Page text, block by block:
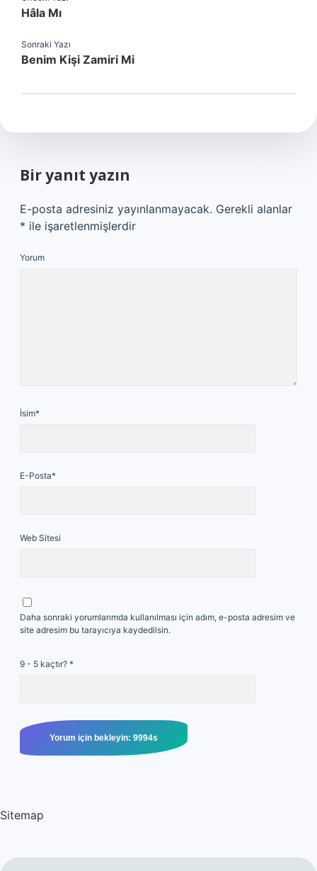
Hâla Mı
Sonraki Yazı
Benim Kişi Zamiri Mi
Bir yanıt yazın
E-posta adresiniz yayınlanmayacak. Gerekli alanlar
* ile işaretlenmişlerdir
Yorum
İsim*
E-Posta*
Web Sitesi
Daha sonraki yorumlarımda kullanılması için adım, e-posta adresim ve
site adresim bu tarayıcıya kaydedilsin.
9 - 5 kaçtır? *
Sitemap